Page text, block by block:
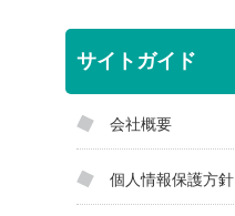
サイトガイド
会社概要
個人情報保護方針